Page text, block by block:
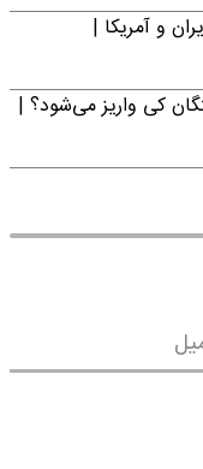
و آمریکا |
کی واریز می‌شود؟ |